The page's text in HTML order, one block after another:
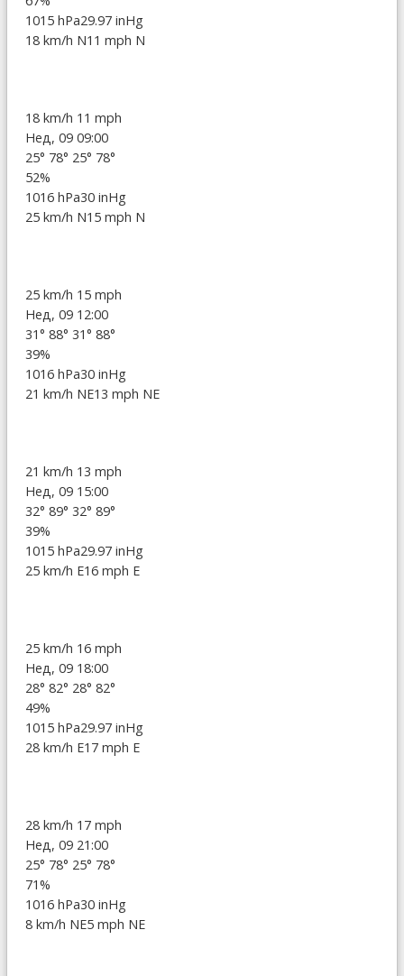
1015 hPa29.97 inHg
18 km/h N11 mph N
18 km/h 11 mph
Нед, 09 09:00
25° 78° 25° 78°
52%
1016 hPa30 inHg
25 km/h N15 mph N
25 km/h 15 mph
Нед, 09 12:00
31° 88° 31° 88°
39%
1016 hPa30 inHg
21 km/h NE13 mph NE
21 km/h 13 mph
Нед, 09 15:00
32° 89° 32° 89°
39%
1015 hPa29.97 inHg
25 km/h E16 mph E
25 km/h 16 mph
Нед, 09 18:00
28° 82° 28° 82°
49%
1015 hPa29.97 inHg
28 km/h E17 mph E
28 km/h 17 mph
Нед, 09 21:00
25° 78° 25° 78°
71%
1016 hPa30 inHg
8 km/h NE5 mph NE